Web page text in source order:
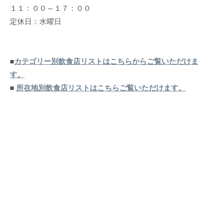
１１：００～１７：００
定休日：水曜日
■カテゴリー別飲食店リストはこちらからご覧いただけま
す。
■ 所在地別飲食店リストはこちらご覧いただけます。